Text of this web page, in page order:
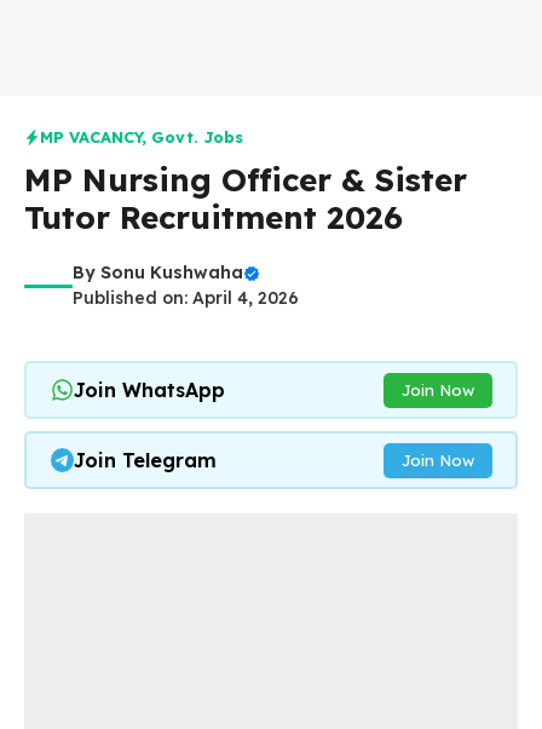
MP VACANCY, Govt. Jobs
MP Nursing Officer & Sister
Tutor Recruitment 2026
By Sonu Kushwaha
Published on: April 4, 2026
Join WhatsApp Join Now
Join Telegram Join Now